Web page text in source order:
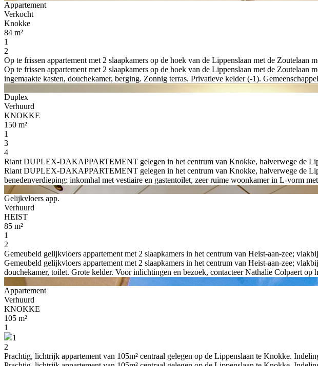
Appartement
Verkocht
Knokke
84 m²
1
2
Op te frissen appartement met 2 slaapkamers op de hoek van de Lippenslaan met de Zoutelaan
Op te frissen appartement met 2 slaapkamers op de hoek van de Lippenslaan met de
ingemaakte kasten, douchekamer, berging. Zonnig terras. Privatieve kelder (-1).
Duplex
Verhuurd
KNOKKE
150 m²
1
3
4
Riant DUPLEX-DAKAPPARTEMENT gelegen in het centrum van Knokke, halverwege de
Riant DUPLEX-DAKAPPARTEMENT gelegen in het centrum van Knokke, halverwege de
benedenverdieping: inkomhal met vestiaire en gastentoilet, zeer ruime woonkamer in L-vorm
Gelijkvloers app.
Verhuurd
HEIST
85 m²
1
2
Gemeubeld gelijkvloers appartement met 2 slaapkamers in het centrum van Heist-aan-zee;
Gemeubeld gelijkvloers appartement met 2 slaapkamers in het centrum van Heist-aan-zee;
douchekamer, toilet. Grote kelder. Voor inlichtingen en bezoek, contacteer Nathalie Colpaert op
Appartement
Verhuurd
KNOKKE
105 m²
1
1
2
Prachtig, lichtrijk appartement van 105m² centraal gelegen op de Lippenslaan te Knokke.